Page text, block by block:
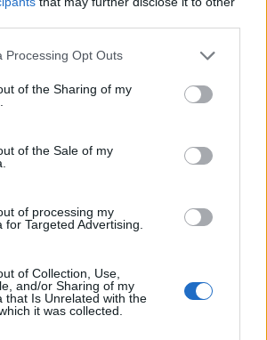
website/app uses one or more Google
or usage behaviour. You may click to
to Google and its third-party tags to
specified purposes in below Google
Processing Opt Outs
of the Sharing of my
of the Sale of my
of processing my
for Targeted Advertising.
of Collection, Use,
and/or Sharing of my
that Is Unrelated with the
it was collected.
téri felüljárón